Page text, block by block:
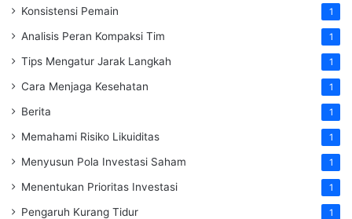
Konsistensi Pemain 1
Analisis Peran Kompaksi Tim 1
Tips Mengatur Jarak Langkah 1
Cara Menjaga Kesehatan 1
Berita 1
Memahami Risiko Likuiditas 1
Menyusun Pola Investasi Saham 1
Menentukan Prioritas Investasi 1
Pengaruh Kurang Tidur 1